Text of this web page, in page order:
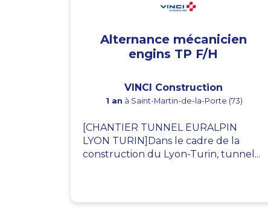
Alternance mécanicien
engins TP F/H
VINCI Construction
1 an à Saint-Martin-de-la-Porte (73)
[CHANTIER TUNNEL EURALPIN
LYON TURIN]Dans le cadre de la
construction du Lyon-Turin, tunnel...